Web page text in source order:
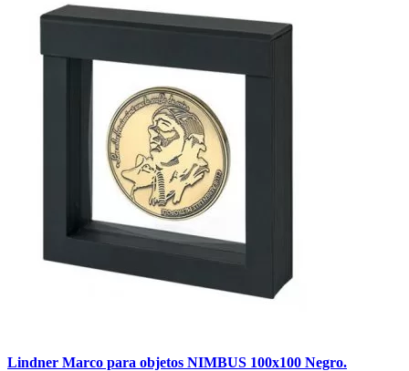
Lindner Marco para objetos NIMBUS 100x100 Negro.